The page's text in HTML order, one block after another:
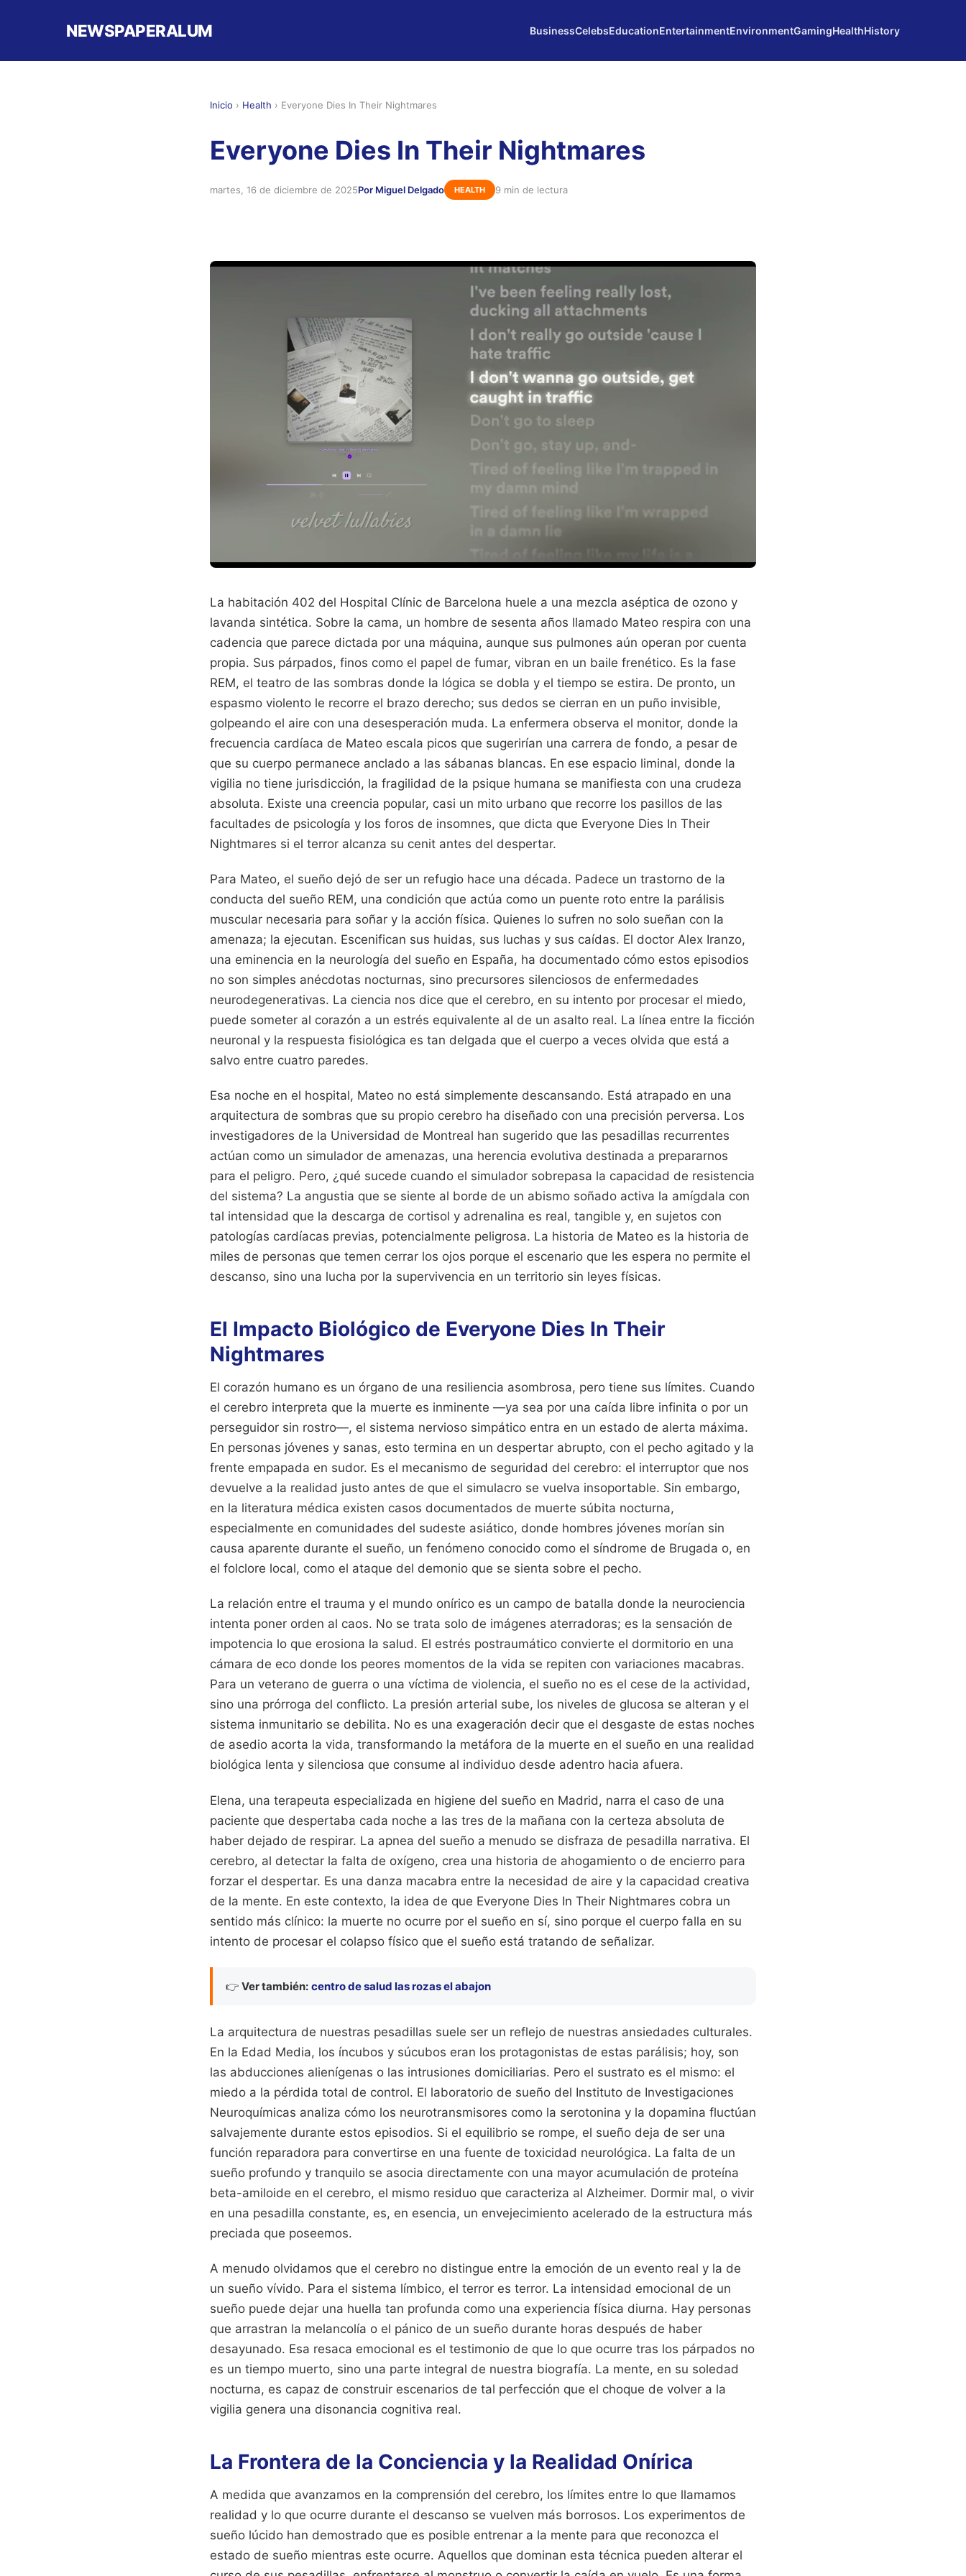
NEWSPAPERALUM BusinessCelebsEducationEntertainmentEnvironmentGamingHealthHistory
Inicio › Health › Everyone Dies In Their Nightmares
Everyone Dies In Their Nightmares
martes, 16 de diciembre de 2025Por Miguel Delgado HEALTH 9 min de lectura
La habitación 402 del Hospital Clínic de Barcelona huele a una mezcla aséptica de ozono y
lavanda sintética. Sobre la cama, un hombre de sesenta años llamado Mateo respira con una
cadencia que parece dictada por una máquina, aunque sus pulmones aún operan por cuenta
propia. Sus párpados, finos como el papel de fumar, vibran en un baile frenético. Es la fase
REM, el teatro de las sombras donde la lógica se dobla y el tiempo se estira. De pronto, un
espasmo violento le recorre el brazo derecho; sus dedos se cierran en un puño invisible,
golpeando el aire con una desesperación muda. La enfermera observa el monitor, donde la
frecuencia cardíaca de Mateo escala picos que sugerirían una carrera de fondo, a pesar de
que su cuerpo permanece anclado a las sábanas blancas. En ese espacio liminal, donde la
vigilia no tiene jurisdicción, la fragilidad de la psique humana se manifiesta con una crudeza
absoluta. Existe una creencia popular, casi un mito urbano que recorre los pasillos de las
facultades de psicología y los foros de insomnes, que dicta que Everyone Dies In Their
Nightmares si el terror alcanza su cenit antes del despertar.
Para Mateo, el sueño dejó de ser un refugio hace una década. Padece un trastorno de la
conducta del sueño REM, una condición que actúa como un puente roto entre la parálisis
muscular necesaria para soñar y la acción física. Quienes lo sufren no solo sueñan con la
amenaza; la ejecutan. Escenifican sus huidas, sus luchas y sus caídas. El doctor Alex Iranzo,
una eminencia en la neurología del sueño en España, ha documentado cómo estos episodios
no son simples anécdotas nocturnas, sino precursores silenciosos de enfermedades
neurodegenerativas. La ciencia nos dice que el cerebro, en su intento por procesar el miedo,
puede someter al corazón a un estrés equivalente al de un asalto real. La línea entre la ficción
neuronal y la respuesta fisiológica es tan delgada que el cuerpo a veces olvida que está a
salvo entre cuatro paredes.
Esa noche en el hospital, Mateo no está simplemente descansando. Está atrapado en una
arquitectura de sombras que su propio cerebro ha diseñado con una precisión perversa. Los
investigadores de la Universidad de Montreal han sugerido que las pesadillas recurrentes
actúan como un simulador de amenazas, una herencia evolutiva destinada a prepararnos
para el peligro. Pero, ¿qué sucede cuando el simulador sobrepasa la capacidad de resistencia
del sistema? La angustia que se siente al borde de un abismo soñado activa la amígdala con
tal intensidad que la descarga de cortisol y adrenalina es real, tangible y, en sujetos con
patologías cardíacas previas, potencialmente peligrosa. La historia de Mateo es la historia de
miles de personas que temen cerrar los ojos porque el escenario que les espera no permite el
descanso, sino una lucha por la supervivencia en un territorio sin leyes físicas.
El Impacto Biológico de Everyone Dies In Their
Nightmares
El corazón humano es un órgano de una resiliencia asombrosa, pero tiene sus límites. Cuando
el cerebro interpreta que la muerte es inminente —ya sea por una caída libre infinita o por un
perseguidor sin rostro—, el sistema nervioso simpático entra en un estado de alerta máxima.
En personas jóvenes y sanas, esto termina en un despertar abrupto, con el pecho agitado y la
frente empapada en sudor. Es el mecanismo de seguridad del cerebro: el interruptor que nos
devuelve a la realidad justo antes de que el simulacro se vuelva insoportable. Sin embargo,
en la literatura médica existen casos documentados de muerte súbita nocturna,
especialmente en comunidades del sudeste asiático, donde hombres jóvenes morían sin
causa aparente durante el sueño, un fenómeno conocido como el síndrome de Brugada o, en
el folclore local, como el ataque del demonio que se sienta sobre el pecho.
La relación entre el trauma y el mundo onírico es un campo de batalla donde la neurociencia
intenta poner orden al caos. No se trata solo de imágenes aterradoras; es la sensación de
impotencia lo que erosiona la salud. El estrés postraumático convierte el dormitorio en una
cámara de eco donde los peores momentos de la vida se repiten con variaciones macabras.
Para un veterano de guerra o una víctima de violencia, el sueño no es el cese de la actividad,
sino una prórroga del conflicto. La presión arterial sube, los niveles de glucosa se alteran y el
sistema inmunitario se debilita. No es una exageración decir que el desgaste de estas noches
de asedio acorta la vida, transformando la metáfora de la muerte en el sueño en una realidad
biológica lenta y silenciosa que consume al individuo desde adentro hacia afuera.
Elena, una terapeuta especializada en higiene del sueño en Madrid, narra el caso de una
paciente que despertaba cada noche a las tres de la mañana con la certeza absoluta de
haber dejado de respirar. La apnea del sueño a menudo se disfraza de pesadilla narrativa. El
cerebro, al detectar la falta de oxígeno, crea una historia de ahogamiento o de encierro para
forzar el despertar. Es una danza macabra entre la necesidad de aire y la capacidad creativa
de la mente. En este contexto, la idea de que Everyone Dies In Their Nightmares cobra un
sentido más clínico: la muerte no ocurre por el sueño en sí, sino porque el cuerpo falla en su
intento de procesar el colapso físico que el sueño está tratando de señalizar.
👉 Ver también: centro de salud las rozas el abajon
La arquitectura de nuestras pesadillas suele ser un reflejo de nuestras ansiedades culturales.
En la Edad Media, los íncubos y súcubos eran los protagonistas de estas parálisis; hoy, son
las abducciones alienígenas o las intrusiones domiciliarias. Pero el sustrato es el mismo: el
miedo a la pérdida total de control. El laboratorio de sueño del Instituto de Investigaciones
Neuroquímicas analiza cómo los neurotransmisores como la serotonina y la dopamina fluctúan
salvajemente durante estos episodios. Si el equilibrio se rompe, el sueño deja de ser una
función reparadora para convertirse en una fuente de toxicidad neurológica. La falta de un
sueño profundo y tranquilo se asocia directamente con una mayor acumulación de proteína
beta-amiloide en el cerebro, el mismo residuo que caracteriza al Alzheimer. Dormir mal, o vivir
en una pesadilla constante, es, en esencia, un envejecimiento acelerado de la estructura más
preciada que poseemos.
A menudo olvidamos que el cerebro no distingue entre la emoción de un evento real y la de
un sueño vívido. Para el sistema límbico, el terror es terror. La intensidad emocional de un
sueño puede dejar una huella tan profunda como una experiencia física diurna. Hay personas
que arrastran la melancolía o el pánico de un sueño durante horas después de haber
desayunado. Esa resaca emocional es el testimonio de que lo que ocurre tras los párpados no
es un tiempo muerto, sino una parte integral de nuestra biografía. La mente, en su soledad
nocturna, es capaz de construir escenarios de tal perfección que el choque de volver a la
vigilia genera una disonancia cognitiva real.
La Frontera de la Conciencia y la Realidad Onírica
A medida que avanzamos en la comprensión del cerebro, los límites entre lo que llamamos
realidad y lo que ocurre durante el descanso se vuelven más borrosos. Los experimentos de
sueño lúcido han demostrado que es posible entrenar a la mente para que reconozca el
estado de sueño mientras este ocurre. Aquellos que dominan esta técnica pueden alterar el